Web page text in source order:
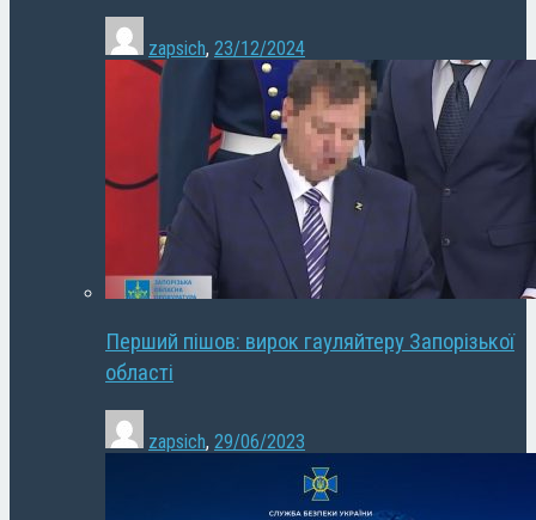
zapsich, 23/12/2024
Перший пішов: вирок гауляйтеру Запорізької
області
zapsich, 29/06/2023